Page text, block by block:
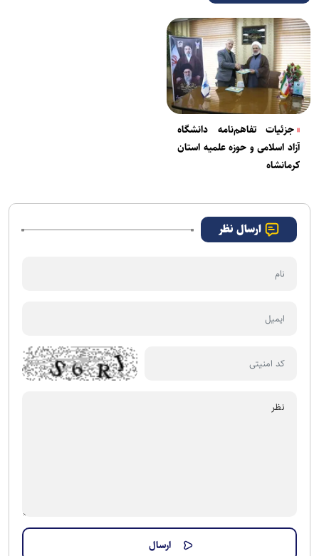
جزئیات تفاهم‌نامه دانشگاه
آزاد اسلامی و حوزه علمیه استان
کرمانشاه
ارسال نظر